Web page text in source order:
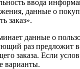
ввода
данные о
заказ».
данные о
раз предложит
заказа. Если
варианты.